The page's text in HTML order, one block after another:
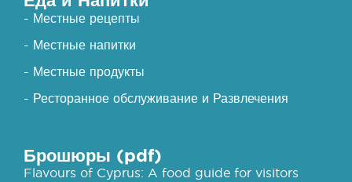
- Местные рецепты
- Местные напитки
- Местные продукты
- Ресторанное обслуживание и Развлечения
Брошюры (pdf)
Flavours of Cyprus: A food guide for visitors